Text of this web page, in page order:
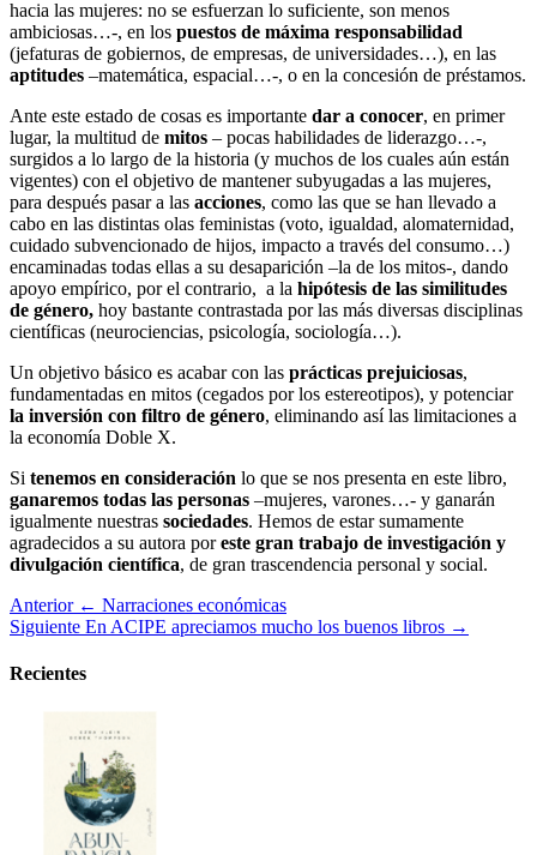
hacia las mujeres: no se esfuerzan lo suficiente, son menos
ambiciosas…-, en los puestos de máxima responsabilidad
(jefaturas de gobiernos, de empresas, de universidades…), en las
aptitudes –matemática, espacial…-, o en la concesión de préstamos.
Ante este estado de cosas es importante dar a conocer, en primer
lugar, la multitud de mitos – pocas habilidades de liderazgo…-,
surgidos a lo largo de la historia (y muchos de los cuales aún están
vigentes) con el objetivo de mantener subyugadas a las mujeres,
para después pasar a las acciones, como las que se han llevado a
cabo en las distintas olas feministas (voto, igualdad, alomaternidad,
cuidado subvencionado de hijos, impacto a través del consumo…)
encaminadas todas ellas a su desaparición –la de los mitos-, dando
apoyo empírico, por el contrario, a la hipótesis de las similitudes
de género, hoy bastante contrastada por las más diversas disciplinas
científicas (neurociencias, psicología, sociología…).
Un objetivo básico es acabar con las prácticas prejuiciosas,
fundamentadas en mitos (cegados por los estereotipos), y potenciar
la inversión con filtro de género, eliminando así las limitaciones a
la economía Doble X.
Si tenemos en consideración lo que se nos presenta en este libro,
ganaremos todas las personas –mujeres, varones…- y ganarán
igualmente nuestras sociedades. Hemos de estar sumamente
agradecidos a su autora poreste gran trabajo de investigación y
divulgación científica, de gran trascendencia personal y social.
Anterior ← Narraciones económicas
Siguiente En ACIPE apreciamos mucho los buenos libros →
Recientes